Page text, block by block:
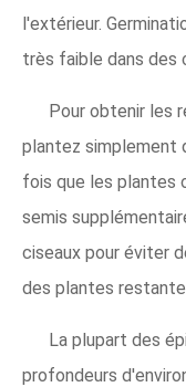
l'extérieur.
très faible dans des
Pour obtenir les
plantez simplement
fois que les plantes
semis
ciseaux pour éviter
des plantes
La plupart des
profondeurs